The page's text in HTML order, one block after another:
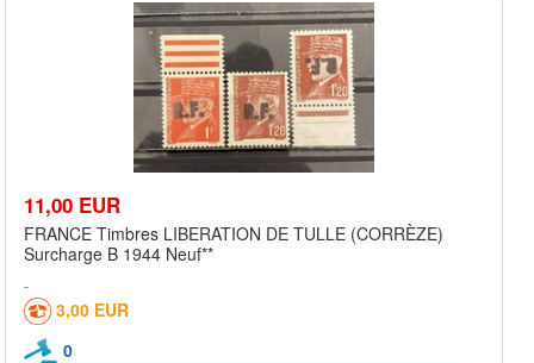
11,00 EUR
FRANCE Timbres LIBERATION DE TULLE (CORRÈZE)
Surcharge B 1944 Neuf**
3,00 EUR
0